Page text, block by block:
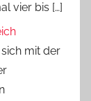
vier bis […]
mit der